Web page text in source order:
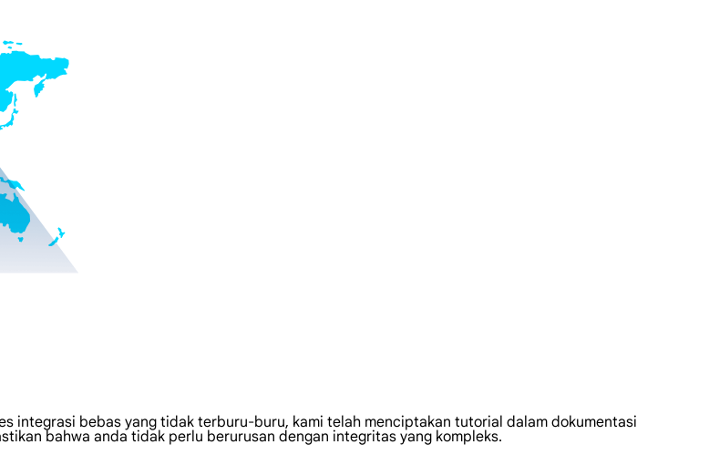
integrasi bebas yang tidak terburu-buru, kami telah menciptakan tutorial dalam dokumentasi
bahwa anda tidak perlu berurusan dengan integritas yang kompleks.